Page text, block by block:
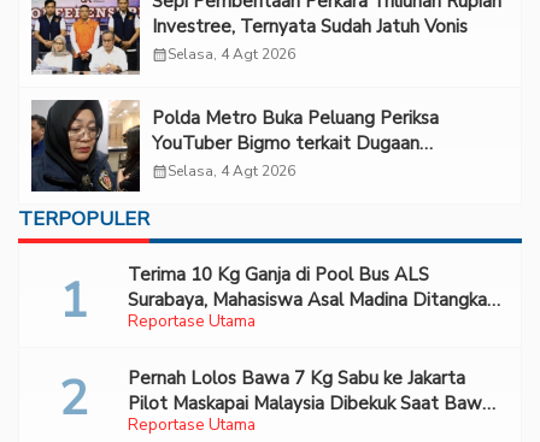
Investree, Ternyata Sudah Jatuh Vonis
calendar_monthSelasa, 4 Agt 2026
Polda Metro Buka Peluang Periksa
YouTuber Bigmo terkait Dugaan
Eksploitasi Anak
calendar_monthSelasa, 4 Agt 2026
TERPOPULER
Reportase Utama
Terima 10 Kg Ganja di Pool Bus ALS
Surabaya, Mahasiswa Asal Madina Ditangkap
Bareskrim
Reportase Utama
Pernah Lolos Bawa 7 Kg Sabu ke Jakarta
Pilot Maskapai Malaysia Dibekuk Saat Bawa
70 Ribu Pil Ekstasi Di Bandara Soetta